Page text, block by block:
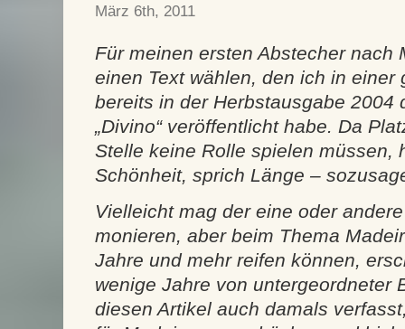
März 6th, 2011
Für meinen ersten Abstecher nach
einen Text wählen, den ich in einer
bereits in der Herbstausgabe 2004
„Divino“ veröffentlicht habe. Da
Stelle keine Rolle spielen müssen,
Schönheit, sprich Länge –
Vielleicht mag der eine oder
monieren, aber beim Thema
Jahre und mehr reifen können,
wenige Jahre von untergeordneter
diesen Artikel auch damals